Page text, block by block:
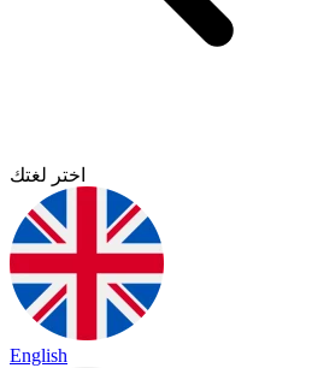
اختر لغتك
English